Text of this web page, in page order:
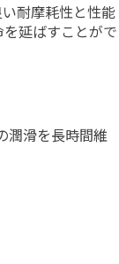
耐摩耗性と性能
延ばすことがで
潤滑を長時間維